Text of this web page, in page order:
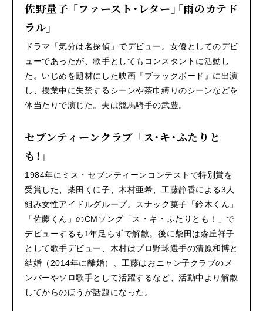
佐野量子 「ファースト・レター」「雨のカテド
ラル」
ドラマ「気分は名探偵」でデビュー。女優としてのデビ
ューであったが、歌手としてもコンスタントに活動し
た。いじめを題材にした映画『ブラックボード』に出演
し、授業中に失禁するシーンや茶巾縛りのシーンなどを
体当たりで演じた。夫は競馬騎手の武豊。
セブンティーンクラブ 「ス・キ・ふたりと
も！」
1984年にミス・セブンティーンコンテストで特別賞を
受賞した、柴田くに子、木村亜希、工藤静香による3人
組み女性アイドルグループ。スナック菓子「鈴木くん」
「佐藤くん」のCMソング「ス・キ・ふたりとも！」で
デビューするも1年足らずで解散。後に柴田は森丘祥子
として歌手デビュー、木村はプロ野球選手の清原和博と
結婚（2014年に離婚）、工藤はおニャン子クラブのメ
ンバーやソロ歌手として活躍するなど、活動中より解散
してからのほうが話題になった。